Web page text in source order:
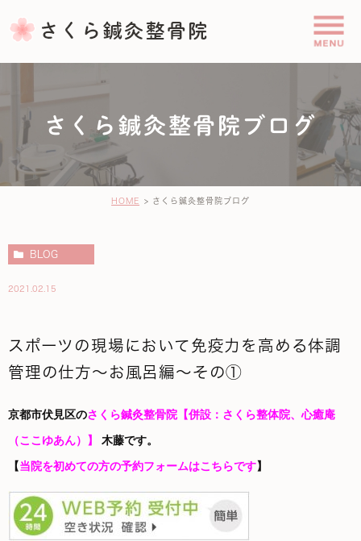
さくら鍼灸整骨院ブログ
HOME さくら鍼灸整骨院ブログ
BLOG
2021.02.15
スポーツの現場において免疫力を高める体調
管理の仕方〜お風呂編〜その①
京都市伏見区のさくら鍼灸整骨院【併設：さくら整体院、心癒庵
（ここゆあん）】
木藤です。
【当院を初めての方の予約フォームはこちらです】